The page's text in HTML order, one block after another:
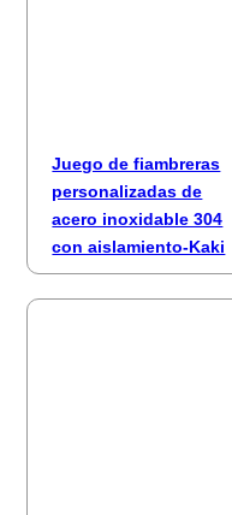
Juego de fiambreras
personalizadas de
acero inoxidable 304
con aislamiento-Kaki